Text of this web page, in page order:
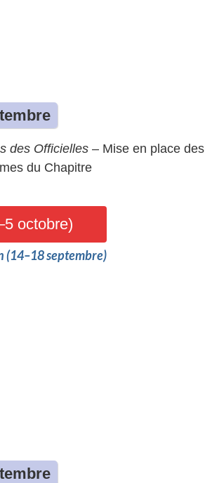
des Officielles – Mise en place des
du Chapitre
octobre)
(14–18 septembre)